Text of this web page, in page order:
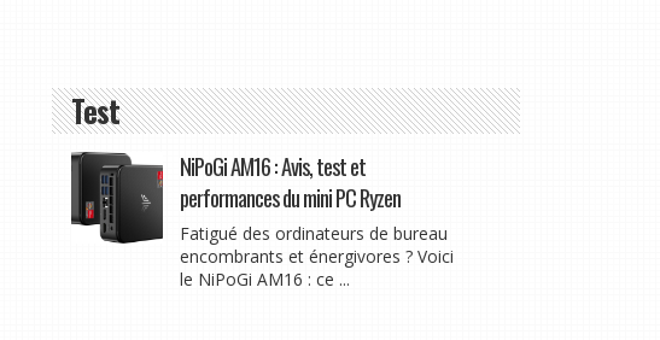
Test
NiPoGi AM16 : Avis, test et
performances du mini PC Ryzen
Fatigué des ordinateurs de bureau
encombrants et énergivores ? Voici
le NiPoGi AM16 : ce ...